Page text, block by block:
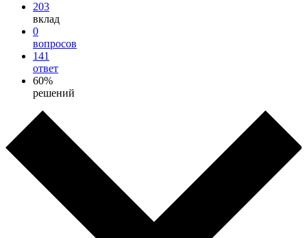
203
вклад
0
вопросов
141
ответ
60%
решений